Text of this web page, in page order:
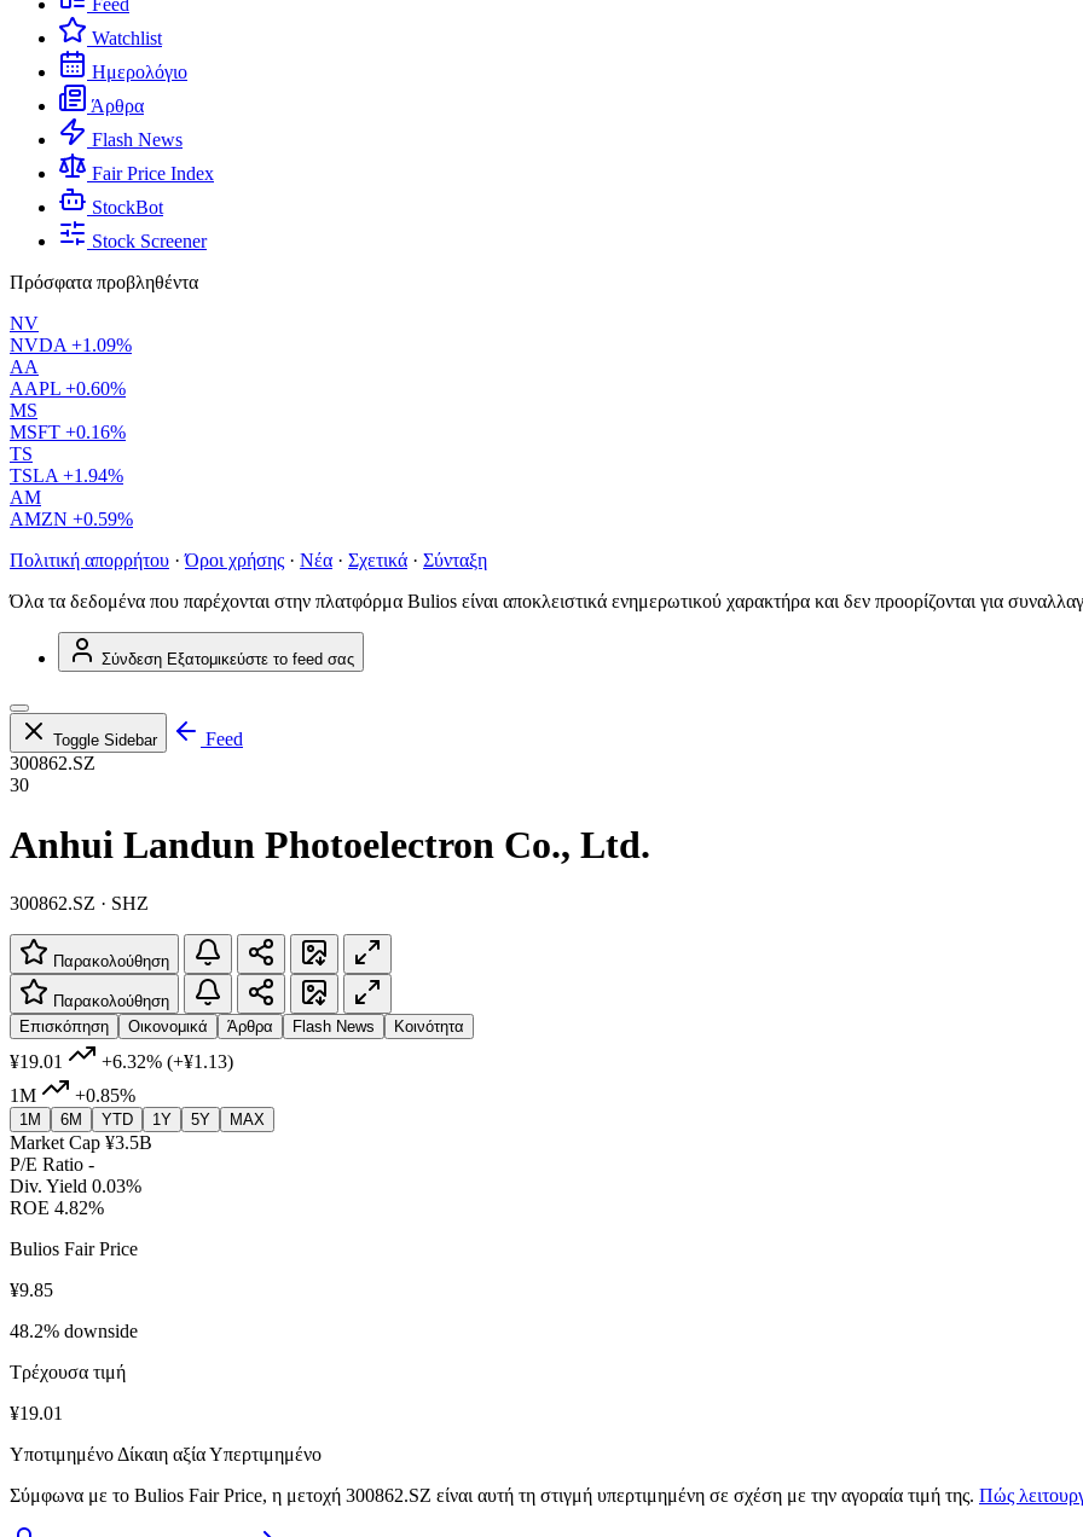
Feed
Watchlist
Ημερολόγιο
Άρθρα
Flash News
Fair Price Index
StockBot
Stock Screener
Πρόσφατα προβληθέντα
NV
NVDA +1.09%
AA
AAPL +0.60%
MS
MSFT +0.16%
TS
TSLA +1.94%
AM
AMZN +0.59%
Πολιτική απορρήτου · Όροι χρήσης · Νέα · Σχετικά · Σύνταξη
Όλα τα δεδομένα που παρέχονται στην πλατφόρμα Bulios είναι αποκλειστικά ενημερωτικού χαρακτήρα και δεν προορίζονται για
Σύνδεση Εξατομικεύστε το feed σας
Toggle Sidebar
Feed
300862.SZ
30
Anhui Landun Photoelectron Co., Ltd.
300862.SZ · SHZ
Παρακολούθηση
Παρακολούθηση
Επισκόπηση
Οικονομικά Άρθρα Flash News Κοινότητα
¥19.01 +6.32% (+¥1.13)
1M
+0.85%
1M 6M YTD 1Y 5Y MAX
Market Cap ¥3.5B
P/E Ratio -
Div. Yield 0.03%
ROE 4.82%
Bulios Fair Price
¥9.85
48.2% downside
Τρέχουσα τιμή
¥19.01
Υποτιμημένο Δίκαιη αξίαΥπερτιμημένο
Σύμφωνα με το Bulios Fair Price, η μετοχή 300862.SZ είναι αυτή τη στιγμή υπερτιμημένη σε σχέση με την αγοραία τιμή της. Πώς